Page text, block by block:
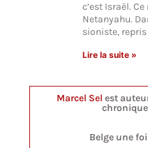
c’est Israël.
Netanyahu.
sioniste,
Lire la suite »
Marcel Sel est
Belge une